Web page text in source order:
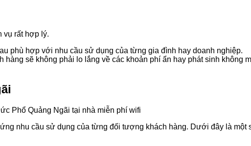
vụ rất hợp lý.
phù hợp với nhu cầu sử dụng của từng gia đình hay doanh nghiệp.
hàng sẽ không phải lo lắng về các khoản phí ẩn hay phát sinh không
nhu cầu sử dụng của từng đối tượng khách hàng. Dưới đây là một